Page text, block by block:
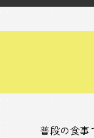
普段の食事